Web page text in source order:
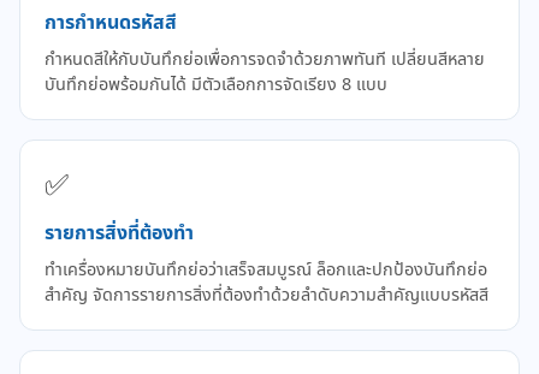
การกำหนดรหัสสี
กำหนดสีให้กับบันทึกย่อเพื่อการจดจำด้วยภาพทันที เปลี่ยนสีหลาย
บันทึกย่อพร้อมกันได้ มีตัวเลือกการจัดเรียง 8 แบบ
✅
รายการสิ่งที่ต้องทำ
ทำเครื่องหมายบันทึกย่อว่าเสร็จสมบูรณ์ ล็อกและปกป้องบันทึกย่อ
สำคัญ จัดการรายการสิ่งที่ต้องทำด้วยลำดับความสำคัญแบบรหัสสี